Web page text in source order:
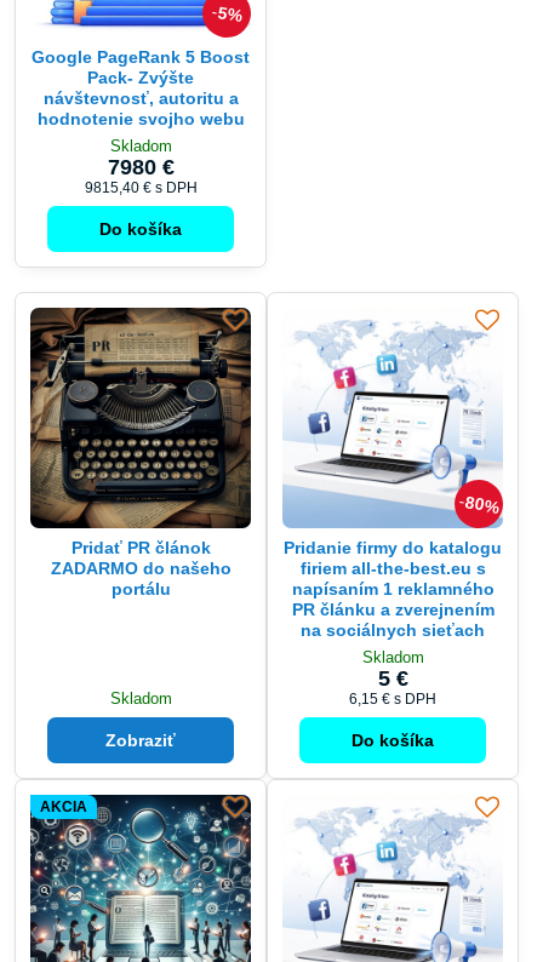
5%
Google PageRank 5 Boost
Pack- Zvýšte
návštevnosť, autoritu a
hodnotenie svojho webu
Skladom
7980 €
9815,40 € s DPH
Do košíka
Pridať PR článok
ZADARMO do našeho
portálu
Skladom
Zobraziť
80%
Pridanie firmy do katalogu
firiem all-the-best.eu s
napísaním 1 reklamného
PR článku a zverejnením
na sociálnych sieťach
Skladom
5 €
6,15 € s DPH
Do košíka
AKCIA